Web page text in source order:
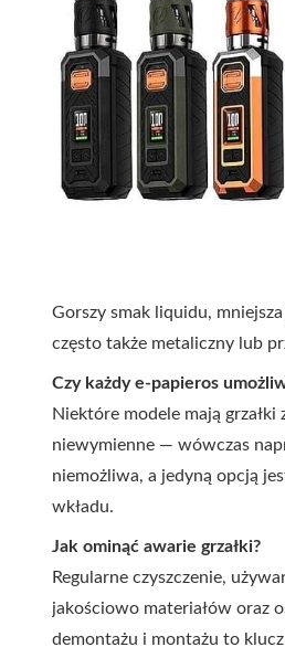
Gorszy smak liquidu,
często także metaliczny lub
Czy każdy e-papieros
Niektóre modele mają grzałki
niewymienne — wówczas
niemożliwa, a jedyną opcją
wkładu.
Jak ominąć awarie grzałki?
Regularne czyszczenie,
jakościowo materiałów oraz
demontażu i montażu to